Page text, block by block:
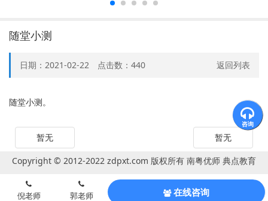
随堂小测
日期：2021-02-22 点击数： 440 返回列表
随堂小测。
暂无 暂无
Copyright © 2012-2022 zdpxt.com 版权所有 南粤优师 典点教育
倪老师 郭老师 在线咨询
咨询